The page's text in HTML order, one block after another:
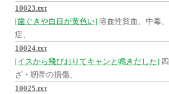
10023.txt
[歯ぐきや白目が黄色い] 溶血性貧血、中毒
症、
10024.txt
[イスから飛びおりてキャンと鳴きだした]
ざ・靭帯の損傷、
10025.txt